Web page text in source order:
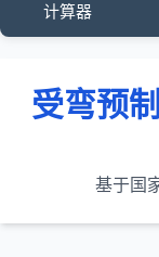
计算器
受弯预
基于国